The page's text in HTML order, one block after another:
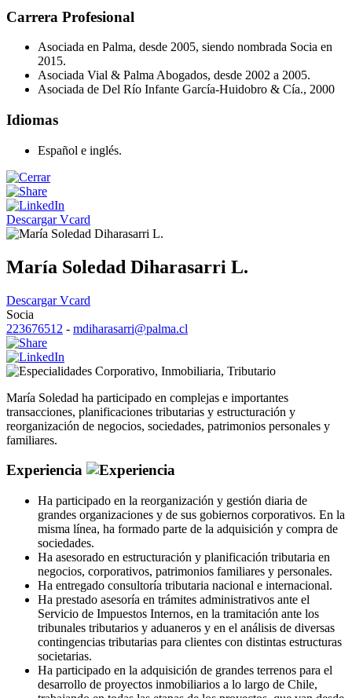
Carrera Profesional
Asociada en Palma, desde 2005, siendo nombrada Socia en
2015.
Asociada Vial & Palma Abogados, desde 2002 a 2005.
Asociada de Del Río Infante García-Huidobro & Cía., 2000
Idiomas
Español e inglés.
Descargar Vcard
María Soledad Diharasarri L.
Descargar Vcard
Socia
223676512 - mdiharasarri@palma.cl
Corporativo, Inmobiliaria, Tributario
María Soledad ha participado en complejas e importantes
transacciones, planificaciones tributarias y estructuración y
reorganización de negocios, sociedades, patrimonios personales y
familiares.
Experiencia
Ha participado en la reorganización y gestión diaria de
grandes organizaciones y de sus gobiernos corporativos. En la
misma línea, ha formado parte de la adquisición y compra de
sociedades.
Ha asesorado en estructuración y planificación tributaria en
negocios, corporativos, patrimonios familiares y personales.
Ha entregado consultoría tributaria nacional e internacional.
Ha prestado asesoría en trámites administrativos ante el
Servicio de Impuestos Internos, en la tramitación ante los
tribunales tributarios y aduaneros y en el análisis de diversas
contingencias tributarias para clientes con distintas estructuras
societarias.
Ha participado en la adquisición de grandes terrenos para el
desarrollo de proyectos inmobiliarios a lo largo de Chile,